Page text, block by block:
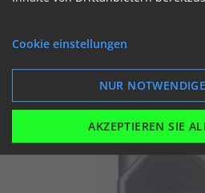
Cookie einstellungen
NUR
AKZEPTIEREN SIE